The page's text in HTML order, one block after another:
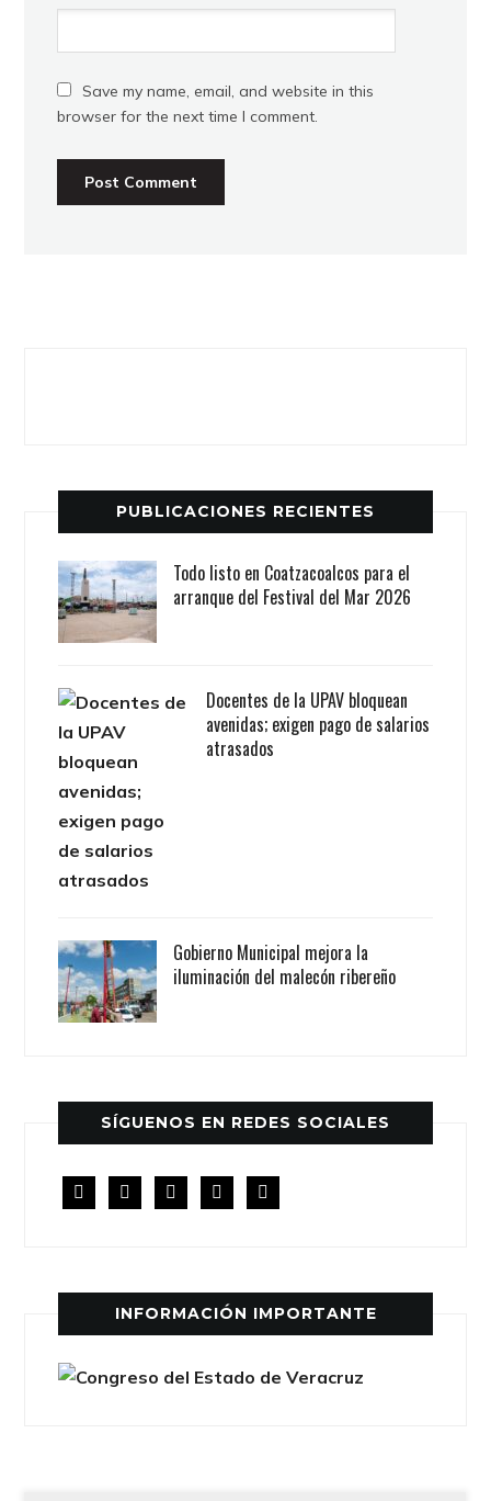
Save my name, email, and website in this
browser for the next time I comment.
PUBLICACIONES RECIENTES
Todo listo en Coatzacoalcos para el
arranque del Festival del Mar 2026
Docentes de la UPAV bloquean
avenidas; exigen pago de salarios
atrasados
Gobierno Municipal mejora la
iluminación del malecón ribereño
SÍGUENOS EN REDES SOCIALES
facebooktwitterinstagramyoutube
rss
INFORMACIÓN IMPORTANTE